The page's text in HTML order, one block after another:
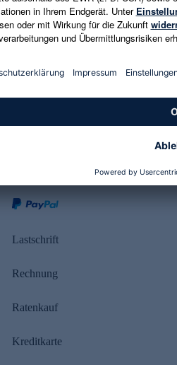
Lastschrift
Rechnung
Ratenkauf
Kreditkarte